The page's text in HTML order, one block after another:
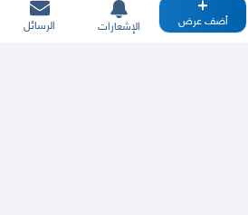
أضف عرض الإشعارات الرسائل